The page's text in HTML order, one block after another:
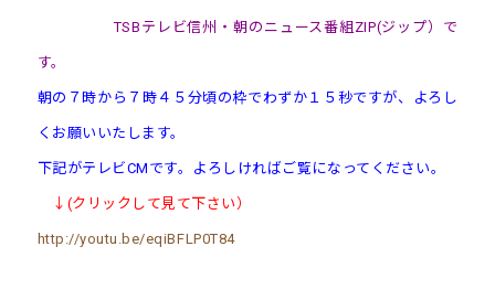
TSBテレビ信州・朝のニュース番組ZIP(ジップ）で
す。
朝の７時から７時４５分頃の枠でわずか１５秒ですが、よろし
くお願いいたします。
下記がテレビCMです。よろしければご覧になってください。
↓(クリックして見て下さい）
http://youtu.be/eqiBFLP0T84